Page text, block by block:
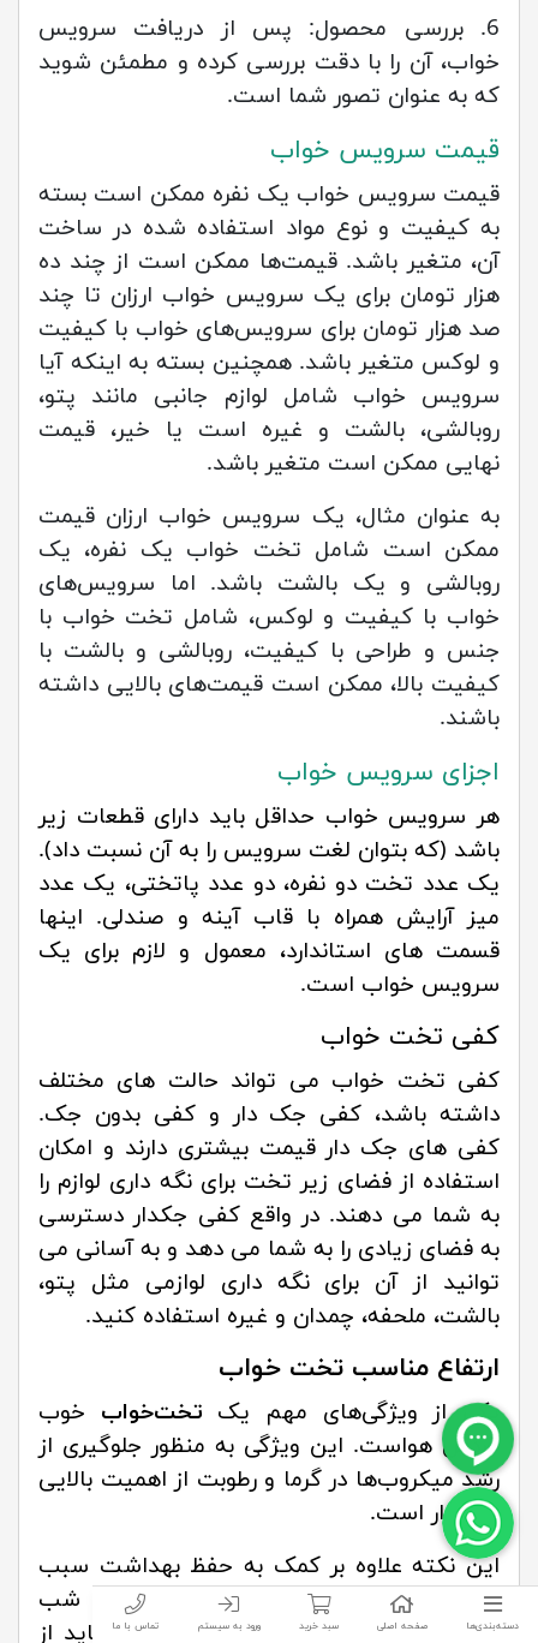
دسته‌بندی‌ها صفحه اصلی سبد خرید ورود به سیستم تماس با ما
6. بررسی محصول: پس از دریافت سرویس
خواب، آن را با دقت بررسی کرده و مطمئن شوید
که به عنوان تصور شما است.
قیمت سرویس خواب
قیمت سرویس خواب یک نفره ممکن است بسته
به کیفیت و نوع مواد استفاده شده در ساخت
آن، متغیر باشد. قیمت‌ها ممکن است از چند ده
هزار تومان برای یک سرویس خواب ارزان تا چند
صد هزار تومان برای سرویس‌های خواب با کیفیت
و لوکس متغیر باشد. همچنین بسته به اینکه آیا
سرویس خواب شامل لوازم جانبی مانند پتو،
روبالشی، بالشت و غیره است یا خیر، قیمت
نهایی ممکن است متغیر باشد.
به عنوان مثال، یک سرویس خواب ارزان قیمت
ممکن است شامل تخت خواب یک نفره، یک
روبالشی و یک بالشت باشد. اما سرویس‌های
خواب با کیفیت و لوکس، شامل تخت خواب با
جنس و طراحی با کیفیت، روبالشی و بالشت با
کیفیت بالا، ممکن است قیمت‌های بالایی داشته
باشند.
اجزای سرویس خواب
هر سرویس خواب حداقل باید دارای قطعات زیر
باشد (که بتوان لغت سرویس را به آن نسبت داد).
یک عدد تخت دو نفره، دو عدد پاتختی، یک عدد
میز آرایش همراه با قاب آینه و صندلی. اینها
قسمت های استاندارد، معمول و لازم برای یک
سرویس خواب است.
کفی تخت خواب
کفی تخت خواب می تواند حالت های مختلف
داشته باشد، کفی جک دار و کفی بدون جک.
کفی های جک دار قیمت بیشتری دارند و امکان
استفاده از فضای زیر تخت برای نگه داری لوازم را
به شما می دهند. در واقع کفی جکدار دسترسی
به فضای زیادی را به شما می دهد و به آسانی می
توانید از آن برای نگه داری لوازمی مثل پتو،
بالشت، ملحفه، چمدان و غیره استفاده کنید.
ارتفاع مناسب تخت خواب
یکی از ویژگی‌های مهم یک تخت‌خواب خوب
گردش هواست. این ویژگی به‌ منظور جلوگیری از
رشد میکروب‌ها در گرما و رطوبت از اهمیت بالایی
برخوردار است.
این نکته علاوه بر کمک به حفظ بهداشت سبب
می‌شود خواب راحت‌تر و بهتری در طول شب
داشته باشید. به همین دلیل تخت شما باید از